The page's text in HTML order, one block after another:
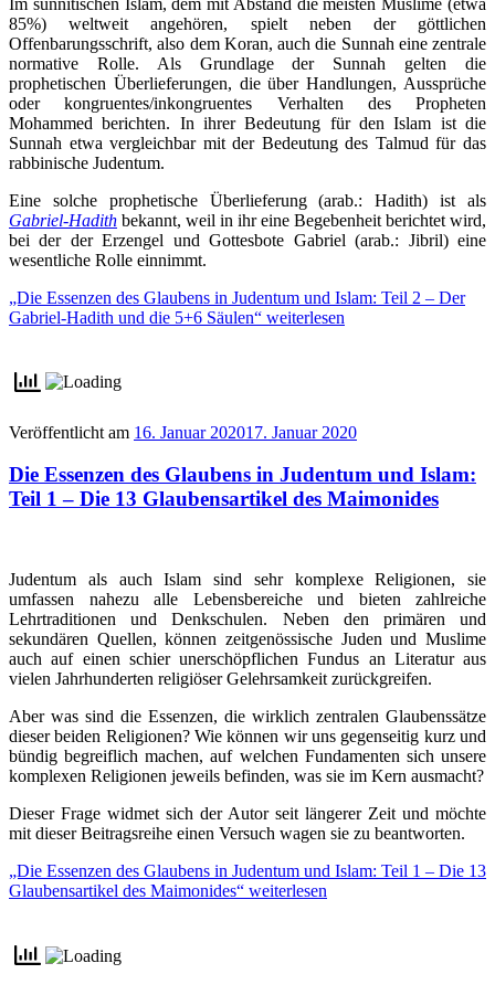
85%) weltweit angehören, spielt neben der göttlichen
Offenbarungsschrift, also dem Koran, auch die Sunnah eine zentrale
normative Rolle. Als Grundlage der Sunnah gelten die
prophetischen Überlieferungen, die über Handlungen, Aussprüche
oder kongruentes/inkongruentes Verhalten des Propheten
Mohammed berichten. In ihrer Bedeutung für den Islam ist die
Sunnah etwa vergleichbar mit der Bedeutung des Talmud für das
rabbinische Judentum.
Eine solche prophetische Überlieferung (arab.: Hadith) ist als
Gabriel-Hadith bekannt, weil in ihr eine Begebenheit berichtet wird,
bei der der Erzengel und Gottesbote Gabriel (arab.: Jibril) eine
wesentliche Rolle einnimmt.
„Die Essenzen des Glaubens in Judentum und Islam: Teil 2 – Der
Gabriel-Hadith und die 5+6 Säulen“ weiterlesen
Veröffentlicht am 16. Januar 202017. Januar 2020
Die Essenzen des Glaubens in Judentum und Islam:
Teil 1 – Die 13 Glaubensartikel des Maimonides
Judentum als auch Islam sind sehr komplexe Religionen, sie
umfassen nahezu alle Lebensbereiche und bieten zahlreiche
Lehrtraditionen und Denkschulen. Neben den primären und
sekundären Quellen, können zeitgenössische Juden und Muslime
auch auf einen schier unerschöpflichen Fundus an Literatur aus
vielen Jahrhunderten religiöser Gelehrsamkeit zurückgreifen.
Aber was sind die Essenzen, die wirklich zentralen Glaubenssätze
dieser beiden Religionen? Wie können wir uns gegenseitig kurz und
bündig begreiflich machen, auf welchen Fundamenten sich unsere
komplexen Religionen jeweils befinden, was sie im Kern ausmacht?
Dieser Frage widmet sich der Autor seit längerer Zeit und möchte
mit dieser Beitragsreihe einen Versuch wagen sie zu beantworten.
„Die Essenzen des Glaubens in Judentum und Islam: Teil 1 – Die 13
Glaubensartikel des Maimonides“ weiterlesen